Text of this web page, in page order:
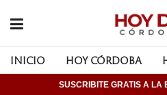
INICIO HOY CÓRDOBA
SUSCRIBITE GRATIS A LA